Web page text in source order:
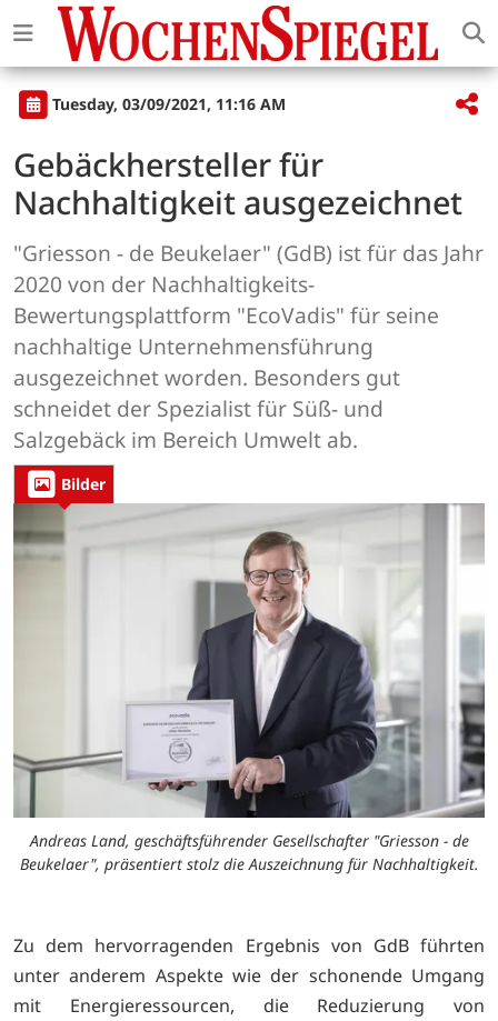
Tuesday, 03/09/2021, 11:16 AM
Gebäckhersteller für
Nachhaltigkeit ausgezeichnet
"Griesson - de Beukelaer" (GdB) ist für das Jahr
2020 von der Nachhaltigkeits-
Bewertungsplattform "EcoVadis" für seine
nachhaltige Unternehmensführung
ausgezeichnet worden. Besonders gut
schneidet der Spezialist für Süß- und
Salzgebäck im Bereich Umwelt ab.
Bilder
Andreas Land, geschäftsführender Gesellschafter "Griesson - de
Beukelaer", präsentiert stolz die Auszeichnung für Nachhaltigkeit.
Zu dem hervorragenden Ergebnis von GdB führten
unter anderem Aspekte wie der schonende Umgang
mit Energieressourcen, die Reduzierung von